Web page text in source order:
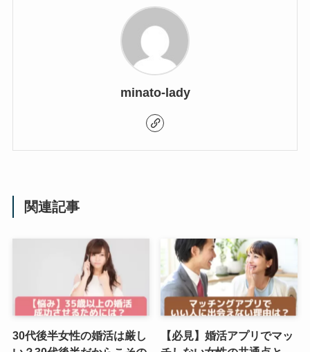
minato-lady
関連記事
30代後半女性の婚活は厳し
【必見】婚活アプリでマッ